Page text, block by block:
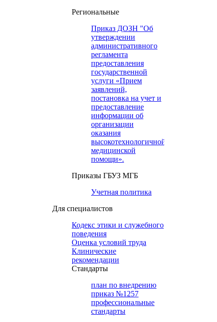
Региональные
Приказ ДОЗН "Об
утверждении
административного
регламента
предоставления
государственной
услуги «Прием
заявлений,
постановка на учет и
предоставление
информации об
организации
оказания
высокотехнологичной
медицинской
помощи».
Приказы ГБУЗ МГБ
Учетная политика
Для специалистов
Кодекс этики и служебного
поведения
Оценка условий труда
Клинические
рекомендации
Cтандарты
план по внедрению
приказ №1257
профессиональные
стандарты